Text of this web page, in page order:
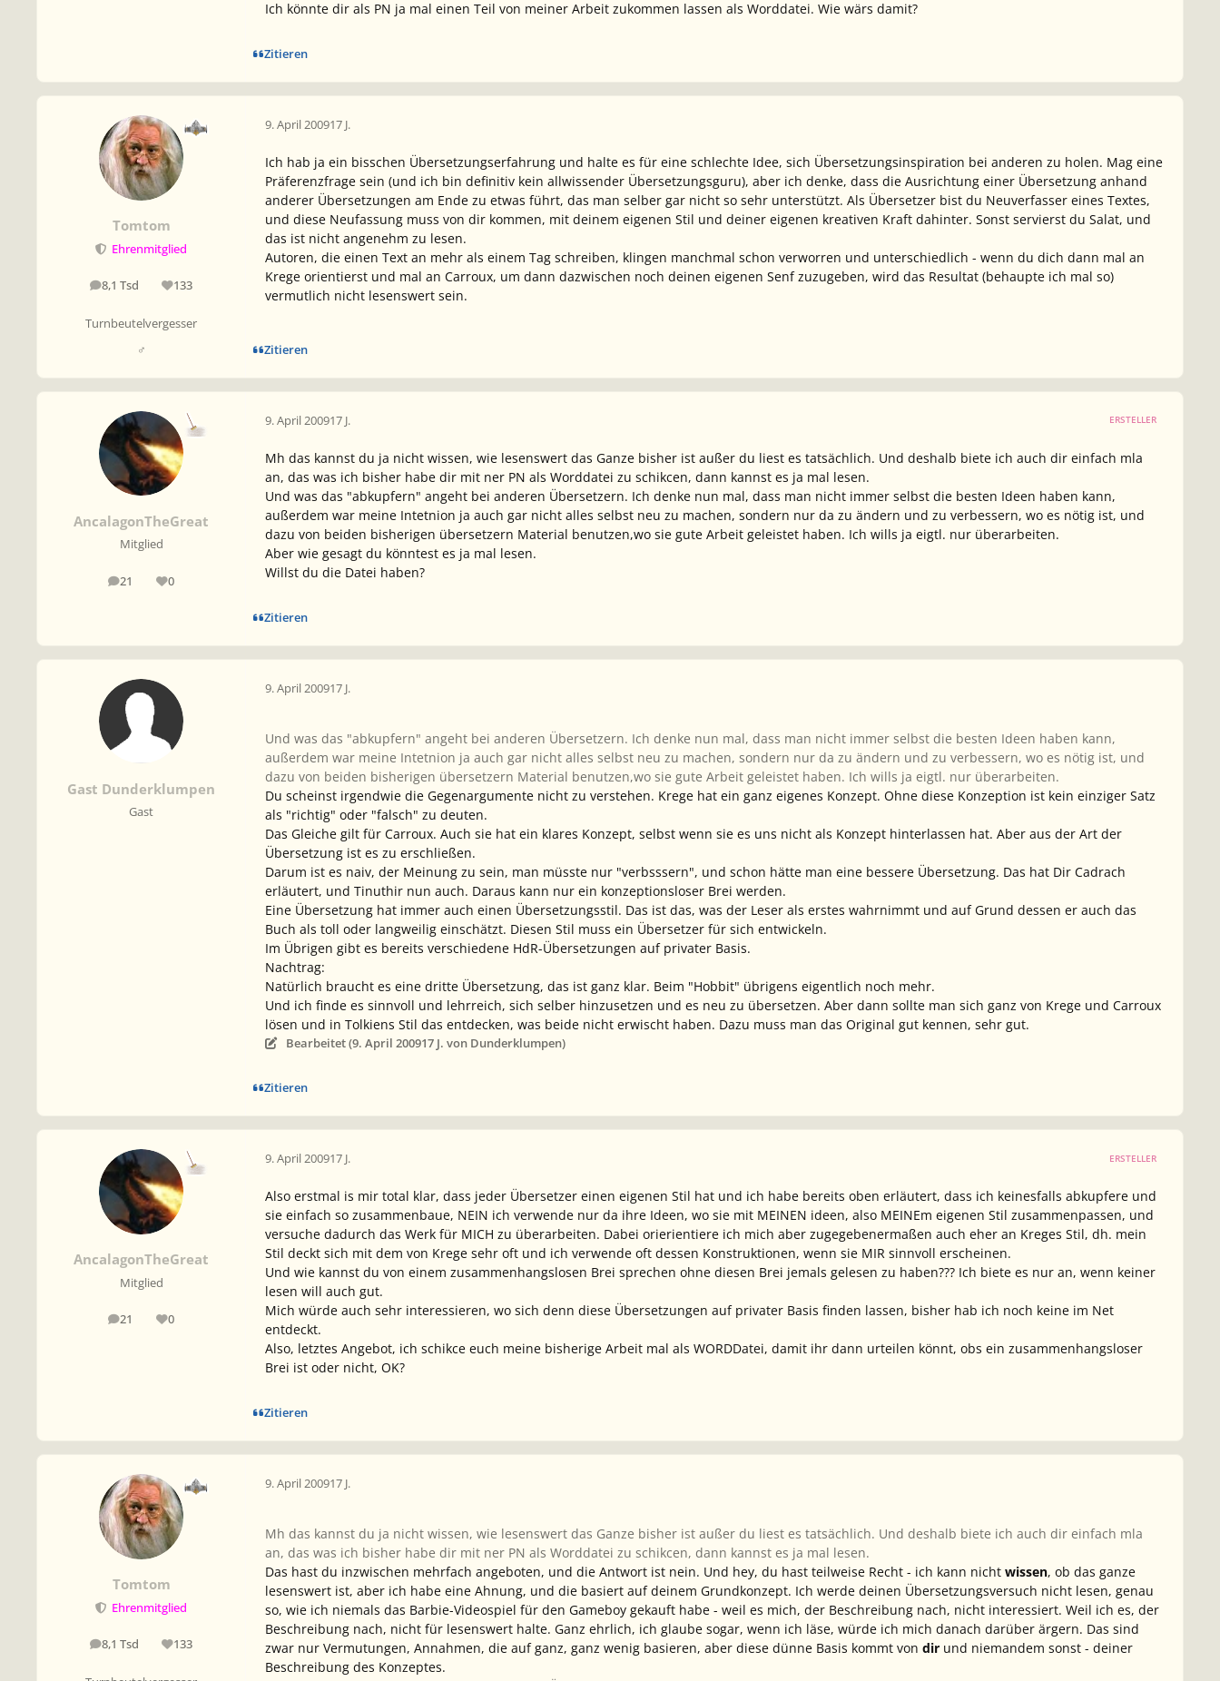
Ich könnte dir als PN ja mal einen Teil von meiner Arbeit zukommen lassen als Worddatei. Wie wärs damit?
Zitieren
Tomtom
Ehrenmitglied
8,1 Tsd
Beiträge 133
Reputation
Turnbeutelvergesser
♂
9. April 200917 J.
Ich hab ja ein bisschen Übersetzungserfahrung und halte es für eine schlechte Idee, sich Übersetzungsinspiration bei anderen zu holen. Mag eine
Präferenzfrage sein (und ich bin definitiv kein allwissender Übersetzungsguru), aber ich denke, dass die Ausrichtung einer Übersetzung anhand
anderer Übersetzungen am Ende zu etwas führt, das man selber gar nicht so sehr unterstützt. Als Übersetzer bist du Neuverfasser eines Textes,
und diese Neufassung muss von dir kommen, mit deinem eigenen Stil und deiner eigenen kreativen Kraft dahinter. Sonst servierst du Salat, und
das ist nicht angenehm zu lesen.
Autoren, die einen Text an mehr als einem Tag schreiben, klingen manchmal schon verworren und unterschiedlich - wenn du dich dann mal an
Krege orientierst und mal an Carroux, um dann dazwischen noch deinen eigenen Senf zuzugeben, wird das Resultat (behaupte ich mal so)
vermutlich nicht lesenswert sein.
Zitieren
AncalagonTheGreat
Mitglied
21
Beiträge 0
Reputation
9. April 200917 J. ERSTELLER
Mh das kannst du ja nicht wissen, wie lesenswert das Ganze bisher ist außer du liest es tatsächlich. Und deshalb biete ich auch dir einfach mla
an, das was ich bisher habe dir mit ner PN als Worddatei zu schikcen, dann kannst es ja mal lesen.
Und was das "abkupfern" angeht bei anderen Übersetzern. Ich denke nun mal, dass man nicht immer selbst die besten Ideen haben kann,
außerdem war meine Intetnion ja auch gar nicht alles selbst neu zu machen, sondern nur da zu ändern und zu verbessern, wo es nötig ist, und
dazu von beiden bisherigen übersetzern Material benutzen,wo sie gute Arbeit geleistet haben. Ich wills ja eigtl. nur überarbeiten.
Aber wie gesagt du könntest es ja mal lesen.
Willst du die Datei haben?
Zitieren
Gast Dunderklumpen
Gast
9. April 200917 J.
Und was das "abkupfern" angeht bei anderen Übersetzern. Ich denke nun mal, dass man nicht immer selbst die besten Ideen haben kann,
außerdem war meine Intetnion ja auch gar nicht alles selbst neu zu machen, sondern nur da zu ändern und zu verbessern, wo es nötig ist, und
dazu von beiden bisherigen übersetzern Material benutzen,wo sie gute Arbeit geleistet haben. Ich wills ja eigtl. nur überarbeiten.
Du scheinst irgendwie die Gegenargumente nicht zu verstehen. Krege hat ein ganz eigenes Konzept. Ohne diese Konzeption ist kein einziger Satz
als "richtig" oder "falsch" zu deuten.
Das Gleiche gilt für Carroux. Auch sie hat ein klares Konzept, selbst wenn sie es uns nicht als Konzept hinterlassen hat. Aber aus der Art der
Übersetzung ist es zu erschließen.
Darum ist es naiv, der Meinung zu sein, man müsste nur "verbsssern", und schon hätte man eine bessere Übersetzung. Das hat Dir Cadrach
erläutert, und Tinuthir nun auch. Daraus kann nur ein konzeptionsloser Brei werden.
Eine Übersetzung hat immer auch einen Übersetzungsstil. Das ist das, was der Leser als erstes wahrnimmt und auf Grund dessen er auch das
Buch als toll oder langweilig einschätzt. Diesen Stil muss ein Übersetzer für sich entwickeln.
Im Übrigen gibt es bereits verschiedene HdR-Übersetzungen auf privater Basis.
Nachtrag:
Natürlich braucht es eine dritte Übersetzung, das ist ganz klar. Beim "Hobbit" übrigens eigentlich noch mehr.
Und ich finde es sinnvoll und lehrreich, sich selber hinzusetzen und es neu zu übersetzen. Aber dann sollte man sich ganz von Krege und Carroux
lösen und in Tolkiens Stil das entdecken, was beide nicht erwischt haben. Dazu muss man das Original gut kennen, sehr gut.
Bearbeitet (9. April 200917 J. von Dunderklumpen)
Zitieren
AncalagonTheGreat
Mitglied
21
Beiträge 0
Reputation
9. April 200917 J. ERSTELLER
Also erstmal is mir total klar, dass jeder Übersetzer einen eigenen Stil hat und ich habe bereits oben erläutert, dass ich keinesfalls abkupfere und
sie einfach so zusammenbaue, NEIN ich verwende nur da ihre Ideen, wo sie mit MEINEN ideen, also MEINEm eigenen Stil zusammenpassen, und
versuche dadurch das Werk für MICH zu überarbeiten. Dabei orierientiere ich mich aber zugegebenermaßen auch eher an Kreges Stil, dh. mein
Stil deckt sich mit dem von Krege sehr oft und ich verwende oft dessen Konstruktionen, wenn sie MIR sinnvoll erscheinen.
Und wie kannst du von einem zusammenhangslosen Brei sprechen ohne diesen Brei jemals gelesen zu haben??? Ich biete es nur an, wenn keiner
lesen will auch gut.
Mich würde auch sehr interessieren, wo sich denn diese Übersetzungen auf privater Basis finden lassen, bisher hab ich noch keine im Net
entdeckt.
Also, letztes Angebot, ich schikce euch meine bisherige Arbeit mal als WORDDatei, damit ihr dann urteilen könnt, obs ein zusammenhangsloser
Brei ist oder nicht, OK?
Zitieren
Tomtom
Ehrenmitglied
8,1 Tsd
Beiträge 133
Reputation
9. April 200917 J.
Mh das kannst du ja nicht wissen, wie lesenswert das Ganze bisher ist außer du liest es tatsächlich. Und deshalb biete ich auch dir einfach mla
an, das was ich bisher habe dir mit ner PN als Worddatei zu schikcen, dann kannst es ja mal lesen.
Das hast du inzwischen mehrfach angeboten, und die Antwort ist nein. Und hey, du hast teilweise Recht - ich kann nicht wissen, ob das ganze
lesenswert ist, aber ich habe eine Ahnung, und die basiert auf deinem Grundkonzept. Ich werde deinen Übersetzungsversuch nicht lesen, genau
so, wie ich niemals das Barbie-Videospiel für den Gameboy gekauft habe - weil es mich, der Beschreibung nach, nicht interessiert. Weil ich es, der
Beschreibung nach, nicht für lesenswert halte. Ganz ehrlich, ich glaube sogar, wenn ich läse, würde ich mich danach darüber ärgern. Das sind
zwar nur Vermutungen, Annahmen, die auf ganz, ganz wenig basieren, aber diese dünne Basis kommt von dir und niemandem sonst - deiner
Beschreibung des Konzeptes.